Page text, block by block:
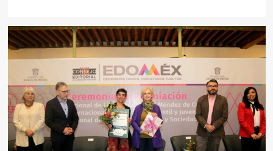
APORTA
TURÍSTICO
OCHO
POR
CIENTO
DE
LA